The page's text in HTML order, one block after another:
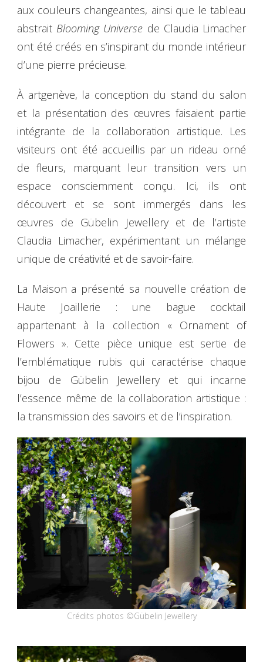
aux couleurs changeantes, ainsi que le tableau
abstrait Blooming Universe de Claudia Limacher
ont été créés en s’inspirant du monde intérieur
d’une pierre précieuse.
À artgenève, la conception du stand du salon
et la présentation des œuvres faisaient partie
intégrante de la collaboration artistique. Les
visiteurs ont été accueillis par un rideau orné
de fleurs, marquant leur transition vers un
espace consciemment conçu. Ici, ils ont
découvert et se sont immergés dans les
œuvres de Gübelin Jewellery et de l’artiste
Claudia Limacher, expérimentant un mélange
unique de créativité et de savoir-faire.
La Maison a présenté sa nouvelle création de
Haute Joaillerie : une bague cocktail
appartenant à la collection « Ornament of
Flowers ». Cette pièce unique est sertie de
l’emblématique rubis qui caractérise chaque
bijou de Gübelin Jewellery et qui incarne
l’essence même de la collaboration artistique :
la transmission des savoirs et de l’inspiration.
Crédits photos ©Gübelin Jewellery